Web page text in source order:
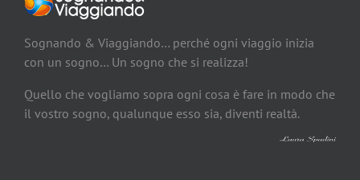
Sognando & Viaggiando… perché ogni viaggio inizia
con un sogno… Un sogno che si realizza!
Quello che vogliamo sopra ogni cosa è fare in modo che
il vostro sogno, qualunque esso sia, diventi realtà.